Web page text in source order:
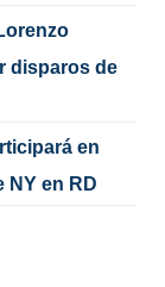
disparos de
en
NY en RD